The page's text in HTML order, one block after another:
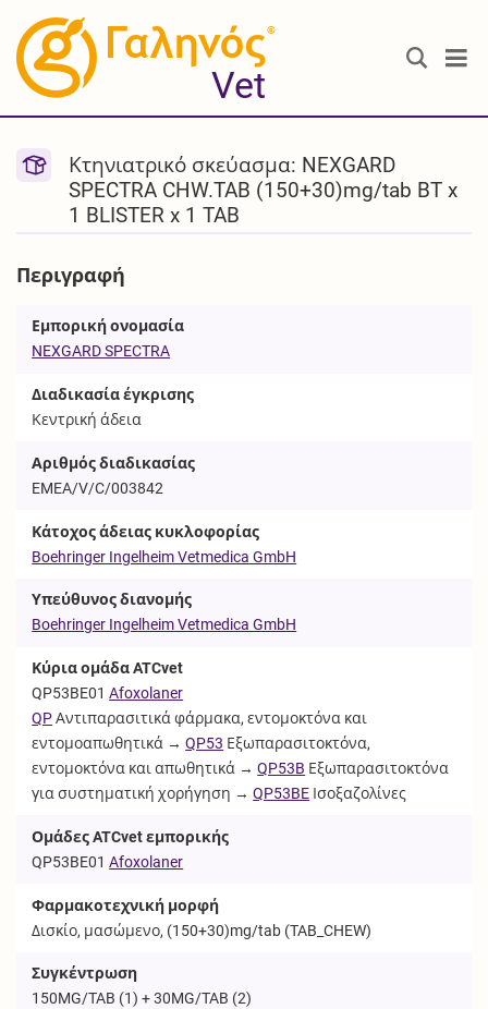
®
Vet
Κτηνιατρικό σκεύασμα: NEXGARD
SPECTRA CHW.TAB (150+30)mg/tab BT x
1 BLISTER x 1 TAB
Περιγραφή
Εμπορική ονομασία
NEXGARD SPECTRA
Διαδικασία έγκρισης
Κεντρική άδεια
Αριθμός διαδικασίας
EMEA/V/C/003842
Κάτοχος άδειας κυκλοφορίας
Boehringer Ingelheim Vetmedica GmbH
Υπεύθυνος διανομής
Boehringer Ingelheim Vetmedica GmbH
Κύρια ομάδα ATCvet
QP53BE01 Afoxolaner
QPΑντιπαρασιτικά φάρμακα, εντομοκτόνα και
εντομοαπωθητικά →QP53 Εξωπαρασιτοκτόνα,
εντομοκτόνα και απωθητικά →QP53B Εξωπαρασιτοκτόνα
για συστηματική χορήγηση →QP53BE Ισοξαζολίνες
Ομάδες ATCvet εμπορικής
QP53BE01 Afoxolaner
Φαρμακοτεχνική μορφή
Δισκίο, μασώμενο, (150+30)mg/tab (TAB_CHEW)
Συγκέντρωση
150MG/TAB (1) + 30MG/TAB (2)